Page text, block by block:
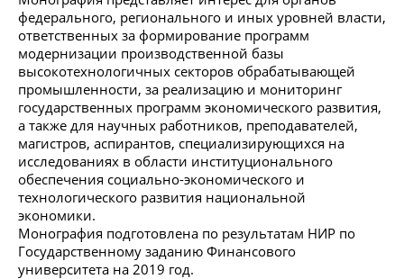
федерального, регионального и иных уровней власти,
ответственных за формирование программ
модернизации производственной базы
высокотехнологичных секторов обрабатывающей
промышленности, за реализацию и мониторинг
государственных программ экономического развития,
а также для научных работников, преподавателей,
магистров, аспирантов, специализирующихся на
исследованиях в области институционального
обеспечения социально-экономического и
технологического развития национальной
экономики.
Монография подготовлена по результатам НИР по
Государственному заданию Финансового
университета на 2019 год.